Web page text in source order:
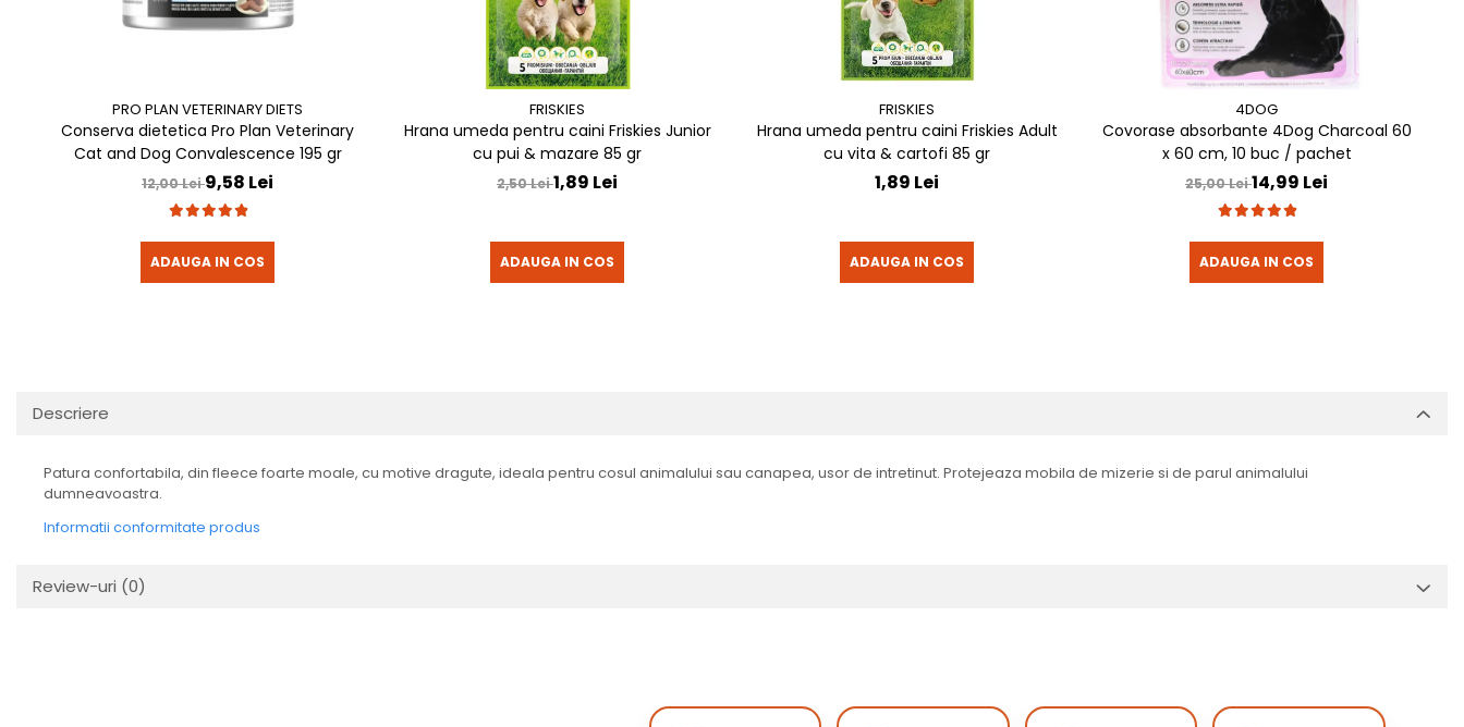
PRO PLAN VETERINARY DIETS
Conserva dietetica Pro Plan Veterinary
Cat and Dog Convalescence 195 gr
12,00 Lei9,58 Lei
ADAUGA IN COS
FRISKIES
Hrana umeda pentru caini Friskies Junior
cu pui & mazare 85 gr
2,50 Lei1,89 Lei
ADAUGA IN COS
FRISKIES
Hrana umeda pentru caini Friskies Adult
cu vita & cartofi 85 gr
1,89 Lei
ADAUGA IN COS
4DOG
Covorase absorbante 4Dog Charcoal 60
x 60 cm, 10 buc / pachet
25,00 Lei14,99 Lei
ADAUGA IN COS
Descriere
Patura confortabila, din fleece foarte moale, cu motive dragute, ideala pentru cosul animalului sau canapea, usor de intretinut. Protejeaza mobila de mizerie si de parul animalului
dumneavoastra.
Informatii conformitate produs
Review-uri (0)